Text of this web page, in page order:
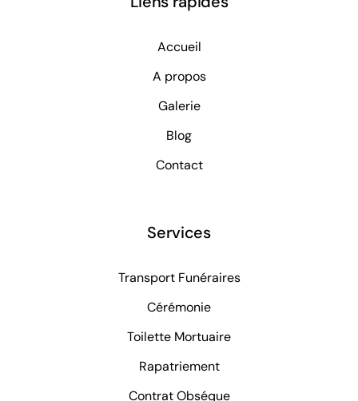
Accueil
A propos
Galerie
Blog
Contact
Services
Transport Funéraires
Cérémonie
Toilette Mortuaire
Rapatriement
Contrat Obséque